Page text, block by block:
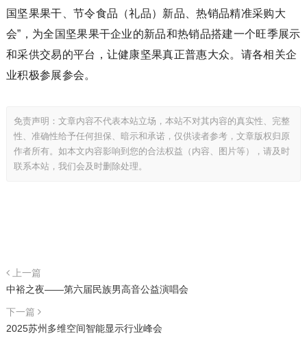
国坚果果干、节令食品（礼品）新品、热销品精准采购大
会”，为全国坚果果干企业的新品和热销品搭建一个旺季展示
和采供交易的平台，让健康坚果真正普惠大众。请各相关企
业积极参展参会。
免责声明：文章内容不代表本站立场，本站不对其内容的真实性、完整
性、准确性给予任何担保、暗示和承诺，仅供读者参考，文章版权归原
作者所有。如本文内容影响到您的合法权益（内容、图片等），请及时
联系本站，我们会及时删除处理。
上一篇
中裕之夜——第六届民族男高音公益演唱会
下一篇
2025苏州多维空间智能显示行业峰会